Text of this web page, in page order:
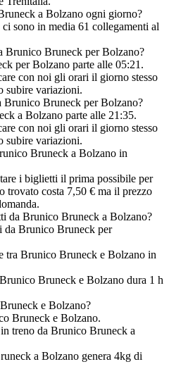
a Bolzano ogni giorno?
sono in media 61 collegamenti al
Brunico Bruneck per Bolzano?
per Bolzano parte alle 05:21.
con noi gli orari il giorno stesso
subire variazioni.
Brunico Bruneck per Bolzano?
a Bolzano parte alle 21:35.
con noi gli orari il giorno stesso
subire variazioni.
Bruneck a Bolzano in
i biglietti il prima possibile per
trovato costa 7,50 € ma il prezzo
da Brunico Bruneck a Bolzano?
da Brunico Bruneck per
tra Brunico Bruneck e Bolzano in
Bruneck e Bolzano dura 1 h
e Bolzano?
Bruneck e Bolzano.
treno da Brunico Bruneck a
a Bolzano genera 4kg di